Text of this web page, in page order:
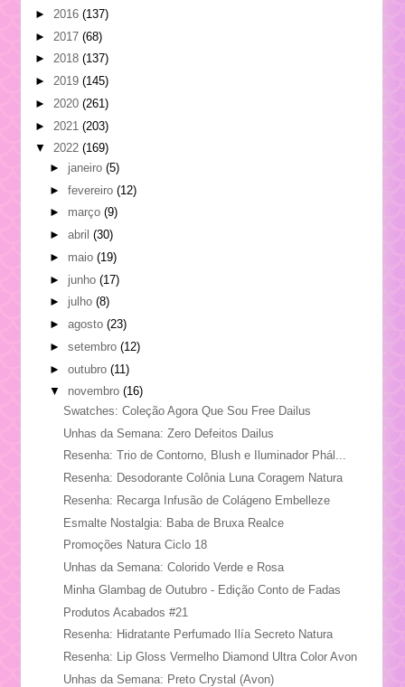
► 2016 (137)
► 2017 (68)
► 2018 (137)
► 2019 (145)
► 2020 (261)
► 2021 (203)
▼ 2022 (169)
► janeiro (5)
► fevereiro (12)
► março (9)
► abril (30)
► maio (19)
► junho (17)
► julho (8)
► agosto (23)
► setembro (12)
► outubro (11)
▼ novembro (16)
Swatches: Coleção Agora Que Sou Free Dailus
Unhas da Semana: Zero Defeitos Dailus
Resenha: Trio de Contorno, Blush e Iluminador Phál...
Resenha: Desodorante Colônia Luna Coragem Natura
Resenha: Recarga Infusão de Colágeno Embelleze
Esmalte Nostalgia: Baba de Bruxa Realce
Promoções Natura Ciclo 18
Unhas da Semana: Colorido Verde e Rosa
Minha Glambag de Outubro - Edição Conto de Fadas
Produtos Acabados #21
Resenha: Hidratante Perfumado Ilía Secreto Natura
Resenha: Lip Gloss Vermelho Diamond Ultra Color Avon
Unhas da Semana: Preto Crystal (Avon)